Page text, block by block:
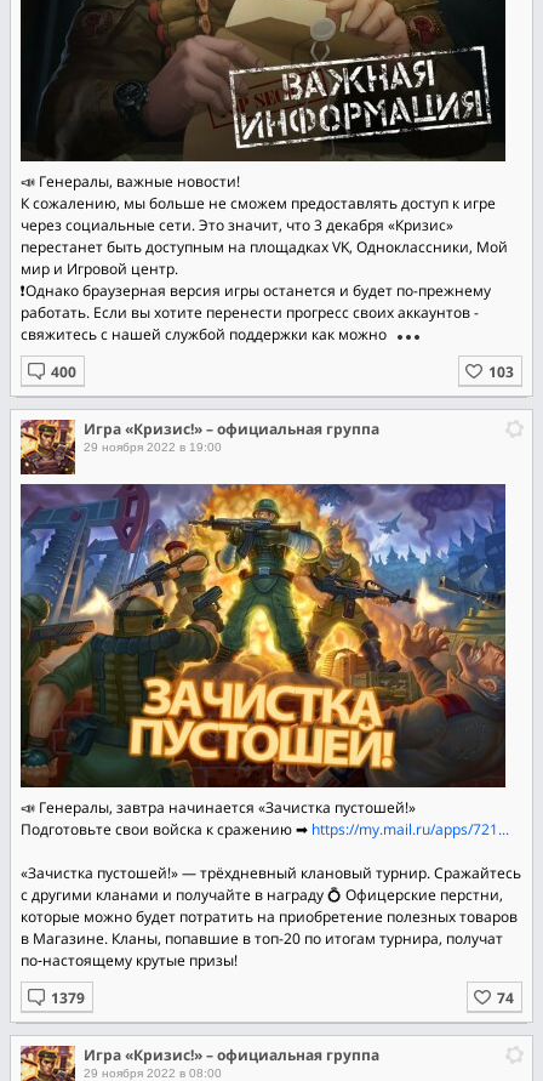
📣 Генералы, важные новости!
К сожалению, мы больше не сможем предоставлять доступ к игре
через социальные сети. Это значит, что 3 декабря «Кризис»
перестанет быть доступным на площадках VK, Одноклассники, Мой
мир и Игровой центр.
❗Однако браузерная версия игры останется и будет по-прежнему
работать. Если вы хотите перенести прогресс своих аккаунтов -
свяжитесь с нашей службой поддержки как можно
Игра «Кризис!» – официальная группа
29 ноября 2022 в 19:00
📣 Генералы, завтра начинается «Зачистка пустошей!»
Подготовьте свои войска к сражению ➡ https://my.mail.ru/apps/721...
«Зачистка пустошей!» — трёхдневный клановый турнир. Сражайтесь
с другими кланами и получайте в награду 💍 Офицерские перстни,
которые можно будет потратить на приобретение полезных товаров
в Магазине. Кланы, попавшие в топ-20 по итогам турнира, получат
по‑настоящему крутые призы!
Игра «Кризис!» – официальная группа
29 ноября 2022 в 08:00